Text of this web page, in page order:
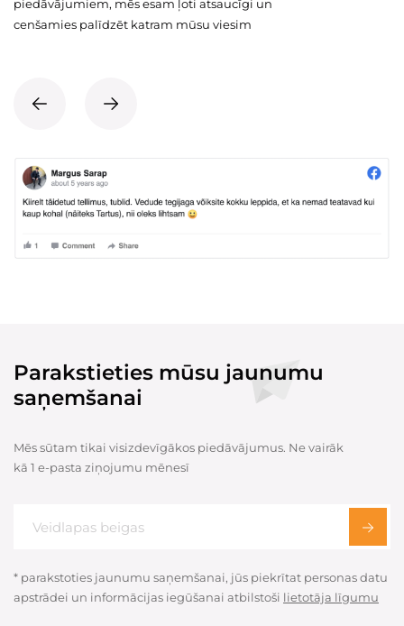
piedāvājumiem, mēs esam ļoti atsaucīgi un
cenšamies palīdzēt katram mūsu viesim
Parakstieties mūsu jaunumu
saņemšanai
Mēs sūtam tikai visizdevīgākos piedāvājumus. Ne vairāk
kā 1 e-pasta ziņojumu mēnesī
* parakstoties jaunumu saņemšanai, jūs piekrītat personas datu
apstrādei un informācijas iegūšanai atbilstoši lietotāja līgumu